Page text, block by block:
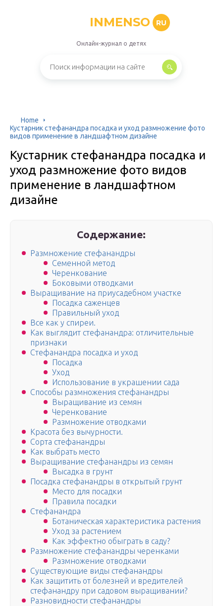
INMENSO RU
Онлайн-журнал о детях
Home
Кустарник стефанандра посадка и уход размножение фото
видов применение в ландшафтном дизайне
Кустарник стефанандра посадка и
уход размножение фото видов
применение в ландшафтном
дизайне
Содержание:
Размножение стефанандры
Семенной метод
Черенкование
Боковыми отводками
Выращивание на приусадебном участке
Посадка саженцев
Правильный уход
Все как у спиреи.
Как выглядит стефанандра: отличительные
признаки
Стефанандра посадка и уход
Посадка
Уход
Использование в украшении сада
Способы размножения стефанандры
Выращивание из семян
Черенкование
Размножение отводками
Красота без вычурности.
Сорта стефанандры
Как выбрать место
Выращивание стефанандры из семян
Высадка в грунт
Посадка стефанандры в открытый грунт
Место для посадки
Правила посадки
Стефанандра
Ботаническая характеристика растения
Уход за растением
Как эффектно обыграть в саду?
Размножение стефанандры черенками
Размножение отводками
Существующие виды стефанандры
Как защитить от болезней и вредителей
стефанандру при садовом выращивании?
Разновидности стефанандры